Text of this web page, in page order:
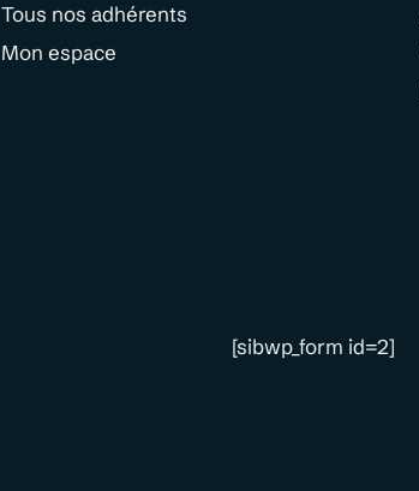
Tous nos adhérents
Mon espace
[sibwp_form id=2]